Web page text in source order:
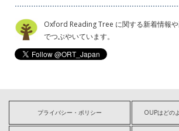
Oxford Reading Tree に関する新着情報
でつぶやいています。
プライバシー・ポリシー